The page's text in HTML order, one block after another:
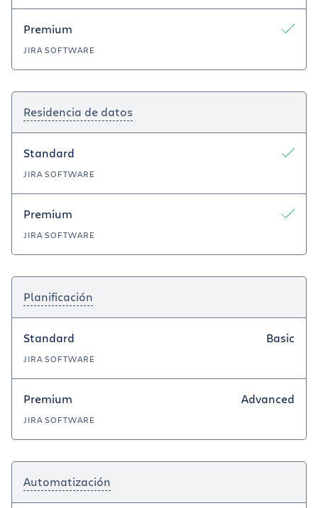
Premium
JIRA SOFTWARE
Residencia de datos
Standard
JIRA SOFTWARE
Premium
JIRA SOFTWARE
Planificación
Standard
JIRA SOFTWARE
Basic
Premium
JIRA SOFTWARE
Advanced
Automatización